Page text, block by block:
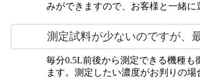
みができますので、お客様と一緒に
測定試料が少ないのですが、
毎分0.5L前後から測定できる機種も
ます。測定したい濃度がお判りの